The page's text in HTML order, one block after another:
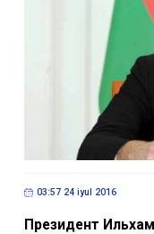
03:57 24 iyul 2016
Президент